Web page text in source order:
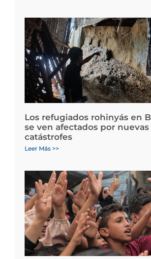
Los refugiados rohinyás en
se ven afectados por nuevas
catástrofes
Leer Más >>